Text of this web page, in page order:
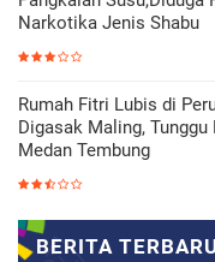
Narkotika Jenis Shabu
Rumah Fitri Lubis di
Digasak Maling,
Medan Tembung